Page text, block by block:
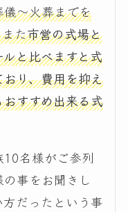
～火葬までを
た市営の式場と
と比べますと式
り、費用を抑え
すすめ出来る式
10名様がご参列
事をお聞きし
だったという事